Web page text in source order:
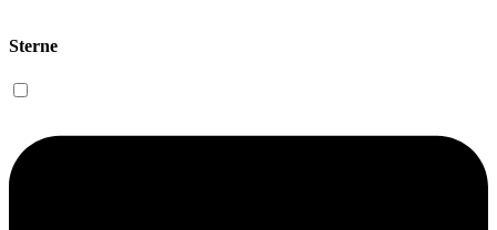
Sterne